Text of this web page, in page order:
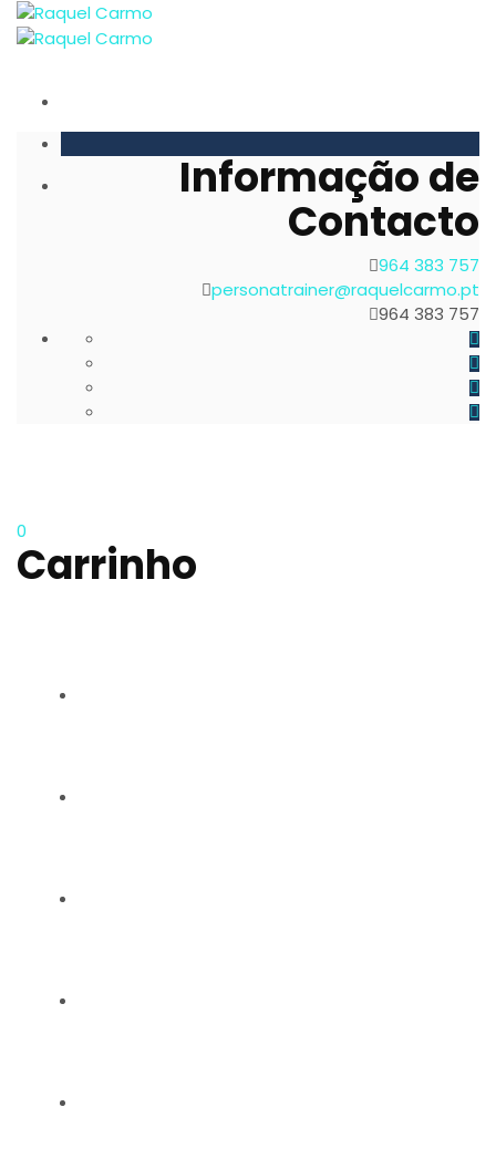
Informação de
Contacto
964 383 757
personatrainer@raquelcarmo.pt
964 383 757
0
Carrinho